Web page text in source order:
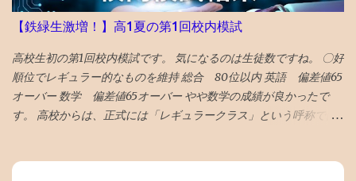
【鉄緑生激増！】高1夏の第1回校内模試
高校生初の第1回校内模試です。 気になるのは生徒数ですね。 〇好
順位でレギュラー的なものを維持 総合 80位以内 英語 偏差値65
オーバー 数学 偏差値65オーバー やや数学の成績が良かったで
す。 高校からは、正式には「レギュラークラス」という呼称では
のも、好要因でしょう。 なにしろ、応用クラスの季節 講習は校内